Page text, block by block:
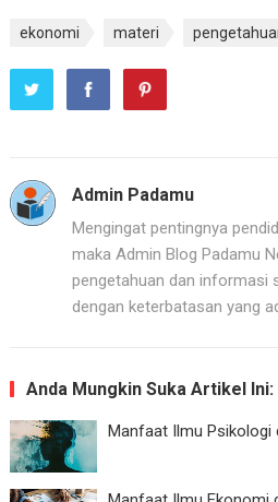
ekonomi materi
Admin Padamu
Mengingat pentingnya
maka Admin Blog Padamu
pengetahuan dan informasi
dengan keterbatasan yang
Anda Mungkin Suka Artikel Ini:
Manfaat Ilmu Psikologi